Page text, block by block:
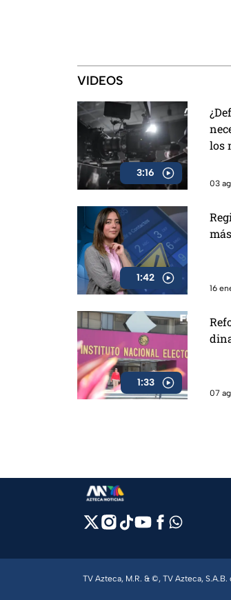
VIDEOS
3:16
los
03
1:42
16
1:33
07
TV Azteca, M.R. & ©, TV Azteca,